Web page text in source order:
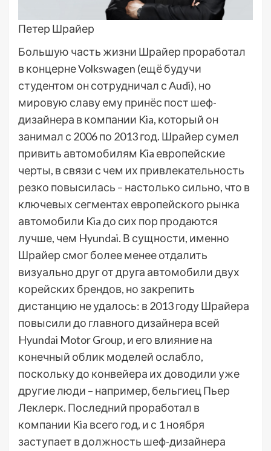
Петер Шрайер
Большую часть жизни Шрайер проработал
в концерне Volkswagen (ещё будучи
студентом он сотрудничал с Audi), но
мировую славу ему принёс пост шеф-
дизайнера в компании Kia, который он
занимал с 2006 по 2013 год. Шрайер сумел
привить автомобилям Kia европейские
черты, в связи с чем их привлекательность
резко повысилась – настолько сильно, что в
ключевых сегментах европейского рынка
автомобили Kia до сих пор продаются
лучше, чем Hyundai. В сущности, именно
Шрайер смог более менее отдалить
визуально друг от друга автомобили двух
корейских брендов, но закрепить
дистанцию не удалось: в 2013 году Шрайера
повысили до главного дизайнера всей
Hyundai Motor Group, и его влияние на
конечный облик моделей ослабло,
поскольку до конвейера их доводили уже
другие люди – например, бельгиец Пьер
Леклерк. Последний проработал в
компании Kia всего год, и с 1 ноября
заступает в должность шеф-дизайнера